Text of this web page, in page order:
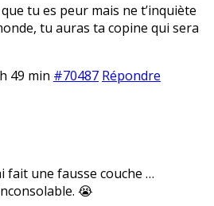
tu es peur mais ne t’inquiète
tu auras ta copine qui sera
49 min #70487 Répondre
fait une fausse couche …
😭